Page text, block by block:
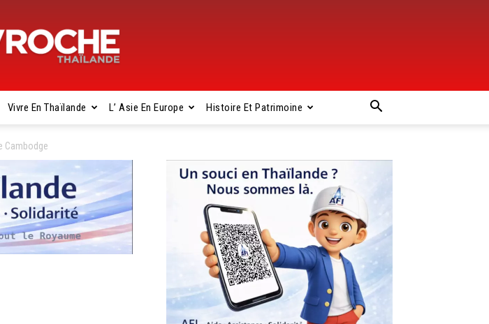
Gavroche
Thaïlande
Vivre En Thaïlande L’ Asie En Europe Histoire Et Patrimoine
Cambodge